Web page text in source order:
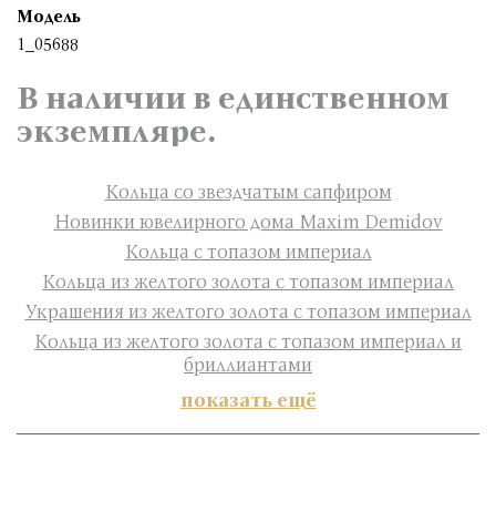
Модель
1_05688
В наличии в единственном
экземпляре.
Кольца со звездчатым сапфиром
Новинки ювелирного дома Maxim Demidov
Кольца с топазом империал
Кольца из желтого золота с топазом империал
Украшения из желтого золота с топазом империал
Кольца из желтого золота с топазом империал и
бриллиантами
показать ещё